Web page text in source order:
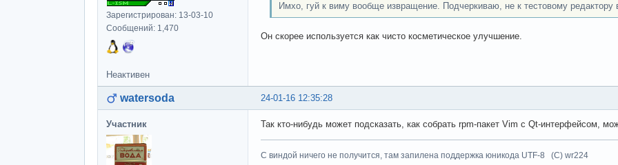
Зарегистрирован: 13-03-10
Сообщений: 1,470
Имхо, гуй к виму вообще извращение. Подчеркиваю, не к тестовому
Он скорее используется как чисто косметическое улучшение.
Неактивен
24-01-16 12:35:28
watersoda
Участник Так кто-нибудь может подсказать, как собрать rpm-пакет Vim с Qt-интерфейсом,
С виндой ничего не получится, там запилена поддержка юникода UTF-8 (C) wr224